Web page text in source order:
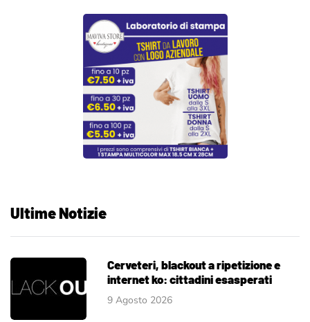
Ultime Notizie
Cerveteri, blackout a ripetizione e
internet ko: cittadini esasperati
9 Agosto 2026